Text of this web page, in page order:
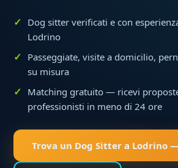
Dog sitter verificati e con
Lodrino
Passeggiate, visite a domicilio,
su misura
Matching gratuito — ricevi
professionisti in meno di 24 ore
Trova un Dog Sitter a Lodrino